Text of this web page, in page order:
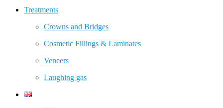
Treatments
Crowns and Bridges
Cosmetic Fillings & Laminates
Veneers
Laughing gas